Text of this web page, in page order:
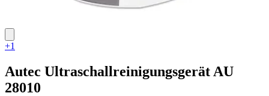
+1
Autec Ultraschallreinigungsgerät AU
28010